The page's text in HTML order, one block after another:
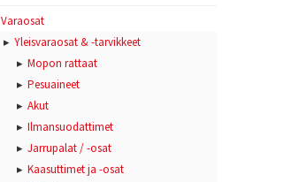
Varaosat
Yleisvaraosat & -tarvikkeet
Mopon rattaat
Pesuaineet
Akut
Ilmansuodattimet
Jarrupalat / -osat
Kaasuttimet ja -osat